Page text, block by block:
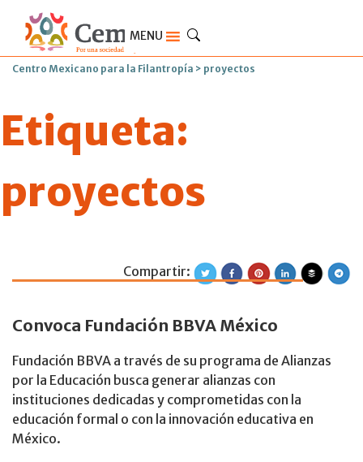
MENU
Centro Mexicano para la Filantropía > proyectos
Etiqueta:
proyectos
Programa
Compartir:
Convoca Fundación BBVA México
Fundación BBVA a través de su programa de Alianzas
por la Educación busca generar alianzas con
instituciones dedicadas y comprometidas con la
educación formal o con la innovación educativa en
México.